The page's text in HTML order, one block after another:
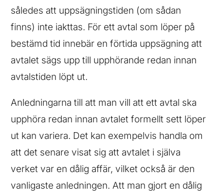
således att uppsägningstiden (om sådan
finns) inte iakttas. För ett avtal som löper på
bestämd tid innebär en förtida uppsägning att
avtalet sägs upp till upphörande redan innan
avtalstiden löpt ut.
Anledningarna till att man vill att ett avtal ska
upphöra redan innan avtalet formellt sett löper
ut kan variera. Det kan exempelvis handla om
att det senare visat sig att avtalet i själva
verket var en dålig affär, vilket också är den
vanligaste anledningen. Att man gjort en dålig